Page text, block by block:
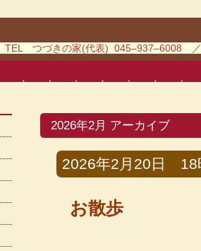
TEL つづきの家(代表) 045–937–6008
2026年2月 アーカイブ
2026年2月20日 18
お散歩